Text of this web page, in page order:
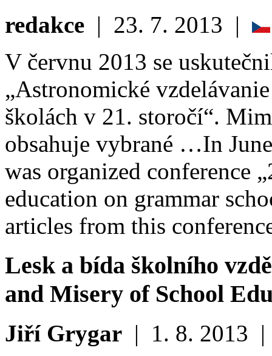
redakce | 23. 7. 2013 |
V červnu 2013 se
„Astronomické
školách v 21. storočí“.
obsahuje vybrané …In
was organized conference
education on grammar
articles from this
Lesk a bída školního
and Misery of School
Jiří Grygar | 1. 8. 2013